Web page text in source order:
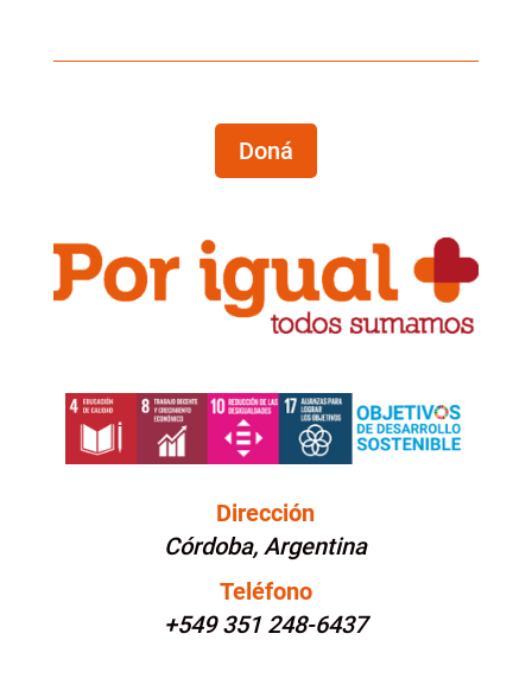
Doná
Dirección
Córdoba, Argentina
Teléfono
+549 351 248-6437